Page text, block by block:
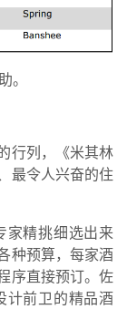
。
行列，《米其林
最令人兴奋的住
家精挑细选出来
种预算，每家酒
序直接预订。佐
计前卫的精品酒